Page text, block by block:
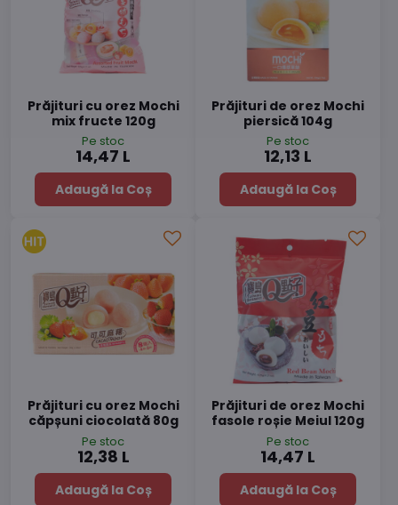
Prăjituri cu orez Mochi
mix fructe 120g
Pe stoc
14,47 L
Adaugă la Coș
Prăjituri de orez Mochi
piersică 104g
Pe stoc
12,13 L
Adaugă la Coș
Prăjituri cu orez Mochi
căpșuni ciocolată 80g
Pe stoc
12,38 L
Adaugă la Coș
Prăjituri de orez Mochi
fasole roșie Meiul 120g
Pe stoc
14,47 L
Adaugă la Coș